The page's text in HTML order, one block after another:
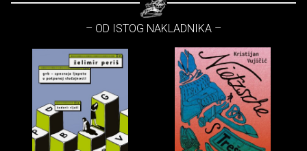
– OD ISTOG NAKLADNIKA –